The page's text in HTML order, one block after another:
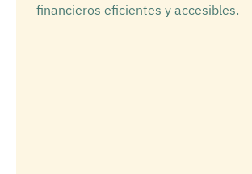
financieros eficientes y accesibles.